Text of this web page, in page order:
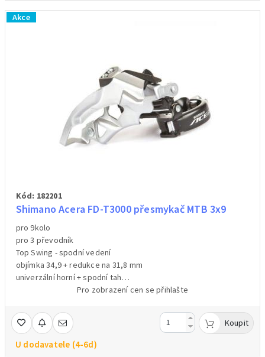
Akce
Kód: 182201
Shimano Acera FD-T3000 přesmykač MTB 3x9
pro 9kolo
pro 3 převodník
Top Swing - spodní vedení
objímka 34,9 + redukce na 31,8 mm
univerzální horní + spodní tah
Pro zobrazení cen se přihlašte
U dodavatele (4-6d)
Koupit